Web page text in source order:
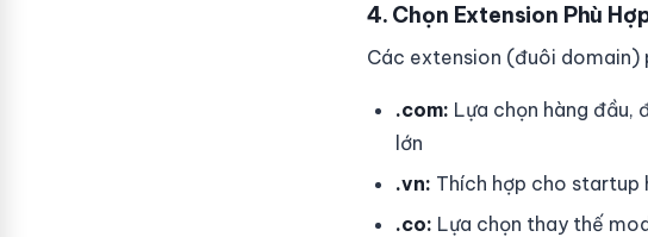
4. Chọn Extension Phù
Các extension (đuôi domain)
.com: Lựa chọn hàng đầu,
lớn
.vn: Thích hợp cho startup
.co: Lựa chọn thay thế